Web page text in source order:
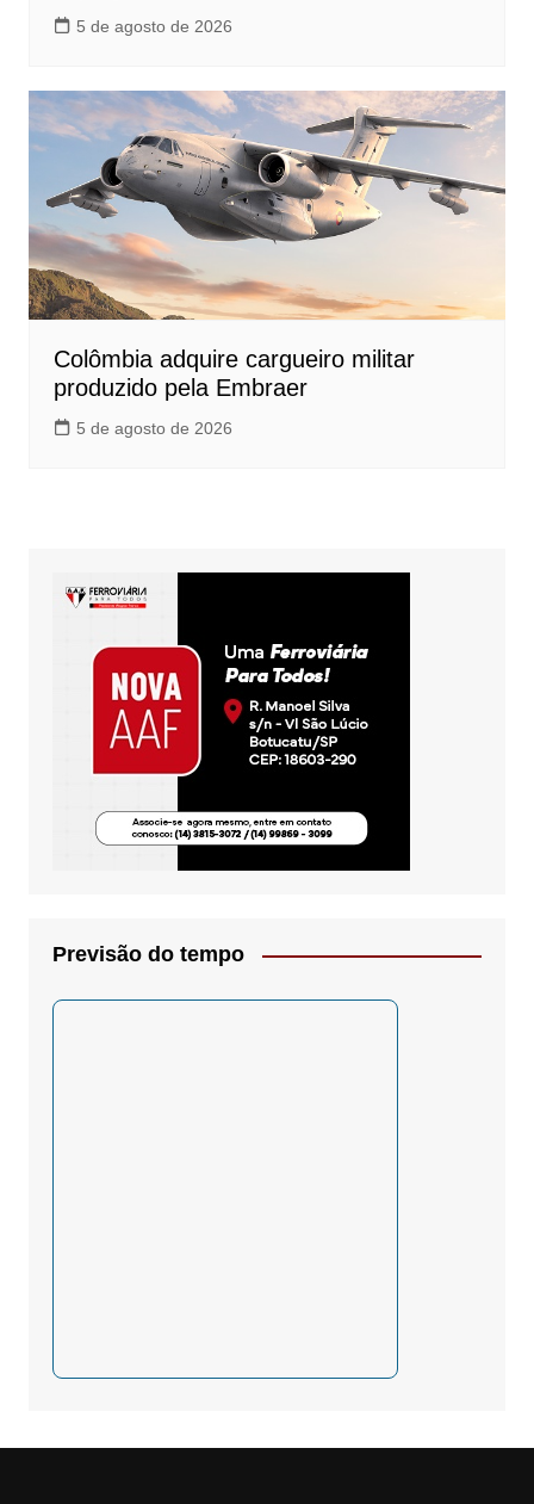
5 de agosto de 2026
Colômbia adquire cargueiro militar
produzido pela Embraer
5 de agosto de 2026
Previsão do tempo